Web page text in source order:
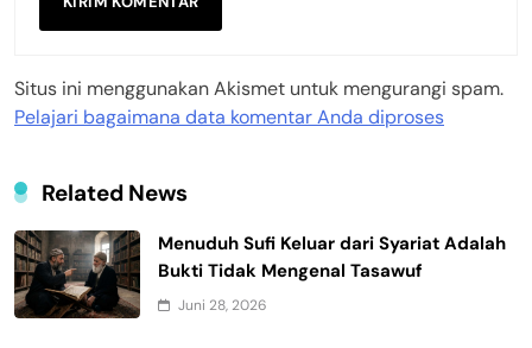
Situs ini menggunakan Akismet untuk mengurangi spam.
Pelajari bagaimana data komentar Anda diproses
Related News
Menuduh Sufi Keluar dari Syariat Adalah
Bukti Tidak Mengenal Tasawuf
Juni 28, 2026